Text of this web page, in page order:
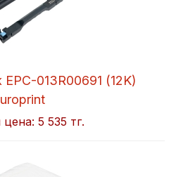
013R00691 (12K)
цена: 5 535 тг.